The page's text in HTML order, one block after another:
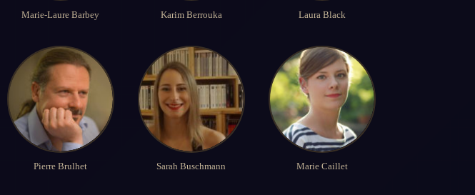
Marie-Laure Barbey Karim Berrouka Laura Black
Pierre Brulhet Sarah Buschmann Marie Caillet